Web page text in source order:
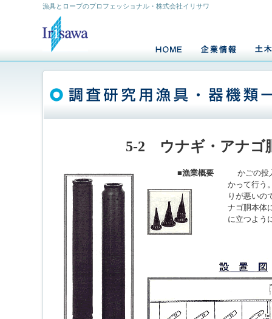
漁具とロープのプロフェッショナル・株式会社イリサワ
5-2 ウナギ・アナゴ
■漁業概要
かごの投
かって行う
りが悪いの
ナゴ胴本体
に立つよう